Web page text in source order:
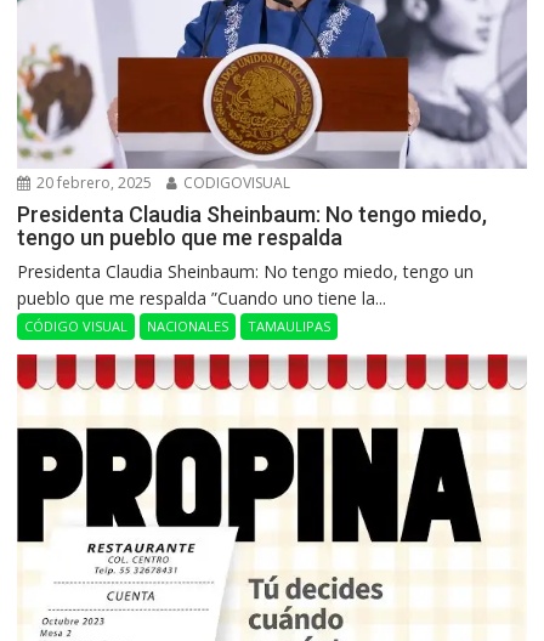
20 febrero, 2025 CODIGOVISUAL
Presidenta Claudia Sheinbaum: No tengo miedo,
tengo un pueblo que me respalda
Presidenta Claudia Sheinbaum: No tengo miedo, tengo un
pueblo que me respalda ”Cuando uno tiene la...
CÓDIGO VISUAL NACIONALES TAMAULIPAS